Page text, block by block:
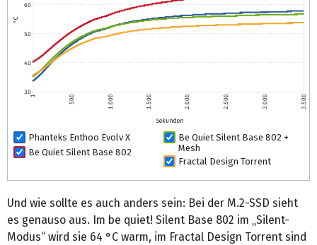
30
40
50
60
°C
1 500 1.000 1.500 2.000 2.500 3.000 3.500
Sekunden
Phanteks Enthoo Evolv X
Be Quiet Silent Base 802
Be Quiet Silent Base 802 +
Mesh
Fractal Design Torrent
Und wie sollte es auch anders sein: Bei der M.2-SSD sieht
es genauso aus. Im be quiet! Silent Base 802 im „Silent-
Modus“ wird sie 64 °C warm, im Fractal Design Torrent sind